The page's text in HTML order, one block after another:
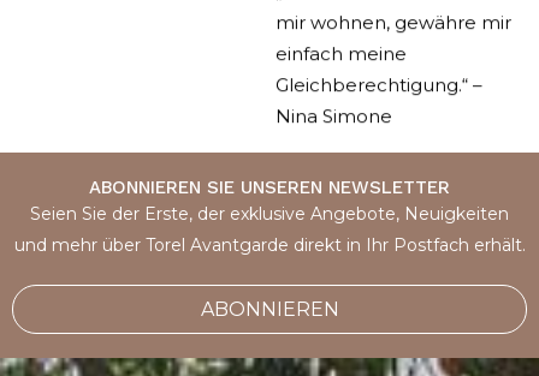
mir wohnen, gewähre mir
einfach meine
Gleichberechtigung.“ –
Nina Simone
ABONNIEREN SIE UNSEREN NEWSLETTER
Seien Sie der Erste, der exklusive Angebote, Neuigkeiten
und mehr über Torel Avantgarde direkt in Ihr Postfach erhält.
ABONNIEREN